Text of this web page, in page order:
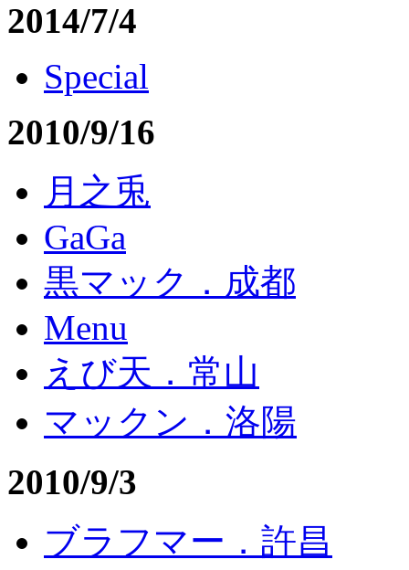
2014/7/4
Special
2010/9/16
月之兎
GaGa
黒マック．成都
Menu
えび天．常山
マックン．洛陽
2010/9/3
ブラフマー．許昌